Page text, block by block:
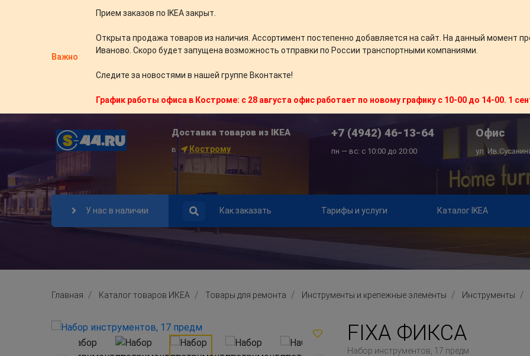
Важно
Прием заказов по IKEA закрыт.
Открыта продажа товаров из наличия. Ассортимент постепенно добавляется на сайт. На данный момент
Иваново. Скоро будет запущена возможность отправки по России транспортными компаниями.
Следите за новостями в нашей группе Вконтакте!
График работы офиса в Костроме: с 28 августа офис работает по новому графику с 10-00 до 14-00. 1
Доставка товаров из IKEA
в Кострому
+7 (4942) 46-13-64
пн — вс: с 10:00 до 20:00
Офис
ул.
У нас в наличии Как заказать Тарифы и услуги Каталог IKEA
Главная Каталог товаров ИКЕА Товары для ремонта Инструменты и крепежные элементы Инструменты
FIXA ФИКСА
Набор инструментов, 17 предм